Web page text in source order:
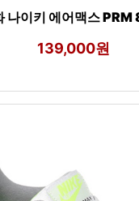
나이키 에어맥스
139,000원